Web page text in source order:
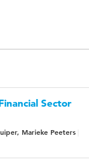
Sector
Marieke Peeters